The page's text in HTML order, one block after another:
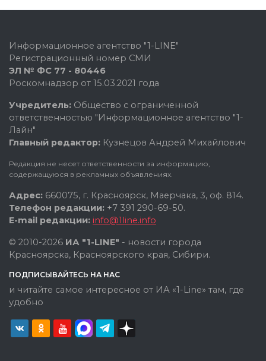
Информационное агентство "1-LINE"
Регистрационный номер СМИ
ЭЛ № ФС 77 - 80446
Роскомнадзор от 15.03.2021 года
Учредитель: Общество с ограниченной
ответственностью "Информационное агентство "1-
Лайн"
Главный редактор: Кузнецов Андрей Михайлович
Редакция не несет ответственности за информацию,
содержащуюся в рекламных объявлениях.
Адрес: 660075, г. Красноярск, Маерчака, 3, оф. 814.
Телефон редакции: +7 391 290-69-50.
E-mail редакции: info@1line.info
© 2010-2026 ИА "1-LINE" - новости города
Красноярска, Красноярского края, Сибири.
ПОДПИСЫВАЙТЕСЬ НА НАС
и читайте самое интересное от ИА «1-Line» там, где
удобно